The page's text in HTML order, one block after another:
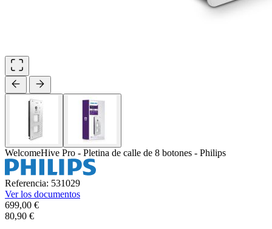
WelcomeHive Pro - Pletina de calle de 8 botones - Philips
Referencia: 531029
Ver los documentos
699,00 €
80,90 €